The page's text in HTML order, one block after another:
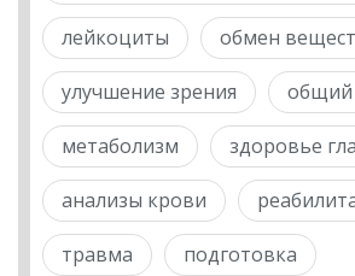
лейкоциты обмен
улучшение зрения общий
метаболизм здоровье
анализы крови
травма подготовка